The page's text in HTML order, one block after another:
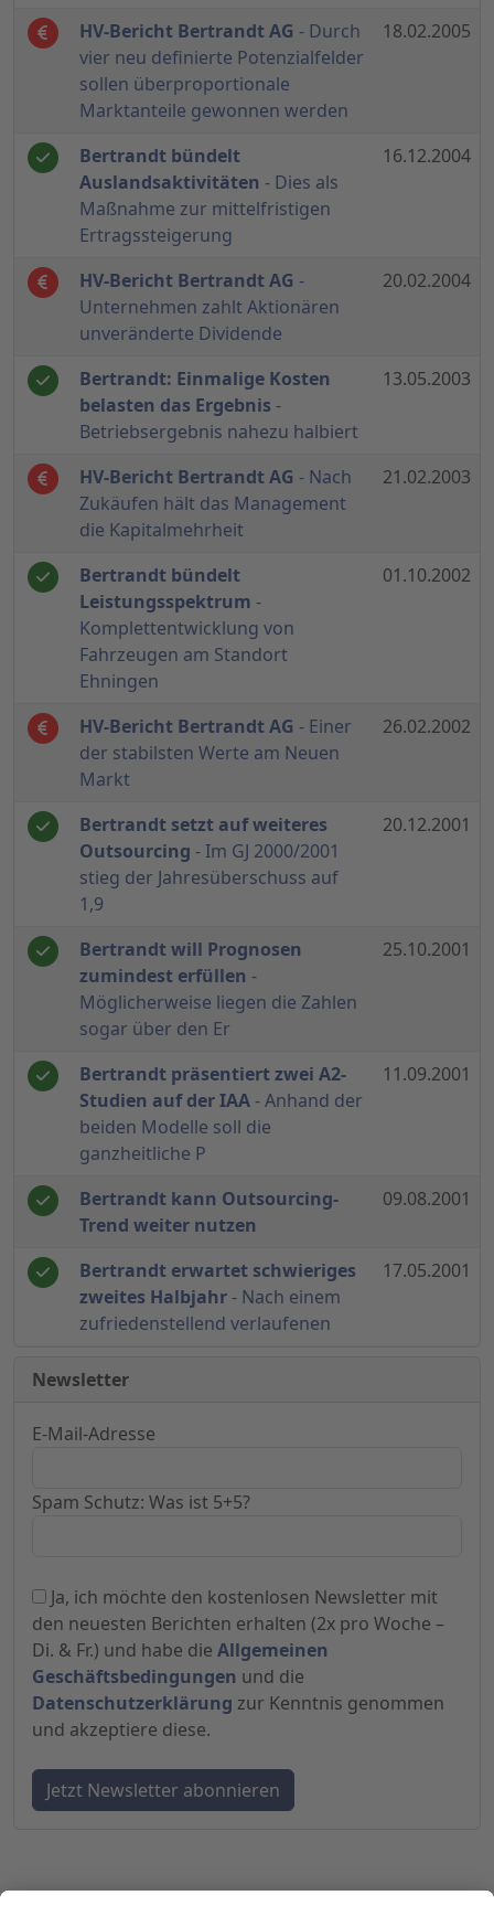
HV-Bericht Bertrandt AG - Durch
vier neu definierte Potenzialfelder
sollen überproportionale
Marktanteile gewonnen werden
18.02.2005
Bertrandt bündelt
Auslandsaktivitäten - Dies als
Maßnahme zur mittelfristigen
Ertragssteigerung
16.12.2004
HV-Bericht Bertrandt AG -
Unternehmen zahlt Aktionären
unveränderte Dividende
20.02.2004
Bertrandt: Einmalige Kosten
belasten das Ergebnis -
Betriebsergebnis nahezu halbiert
13.05.2003
HV-Bericht Bertrandt AG - Nach
Zukäufen hält das Management
die Kapitalmehrheit
21.02.2003
Bertrandt bündelt
Leistungsspektrum -
Komplettentwicklung von
Fahrzeugen am Standort
Ehningen
01.10.2002
HV-Bericht Bertrandt AG - Einer
der stabilsten Werte am Neuen
Markt
26.02.2002
Bertrandt setzt auf weiteres
Outsourcing - Im GJ 2000/2001
stieg der Jahresüberschuss auf
1,9
20.12.2001
Bertrandt will Prognosen
zumindest erfüllen -
Möglicherweise liegen die Zahlen
sogar über den Er
25.10.2001
Bertrandt präsentiert zwei A2-
Studien auf der IAA- Anhand der
beiden Modelle soll die
ganzheitliche P
11.09.2001
Bertrandt kann Outsourcing-
Trend weiter nutzen
09.08.2001
Bertrandt erwartet schwieriges
zweites Halbjahr- Nach einem
zufriedenstellend verlaufenen
17.05.2001
Newsletter
E-Mail-Adresse
Spam Schutz: Was ist 5+5?
Ja, ich möchte den kostenlosen Newsletter mit
den neuesten Berichten erhalten (2x pro Woche –
Di. & Fr.) und habe die Allgemeinen
Geschäftsbedingungen und die
Datenschutzerklärung zur Kenntnis genommen
und akzeptiere diese.